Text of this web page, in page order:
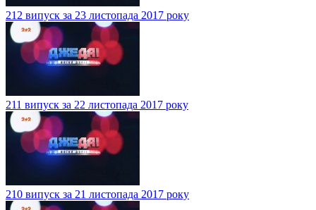
212 випуск за 23 листопада 2017 року
211 випуск за 22 листопада 2017 року
210 випуск за 21 листопада 2017 року